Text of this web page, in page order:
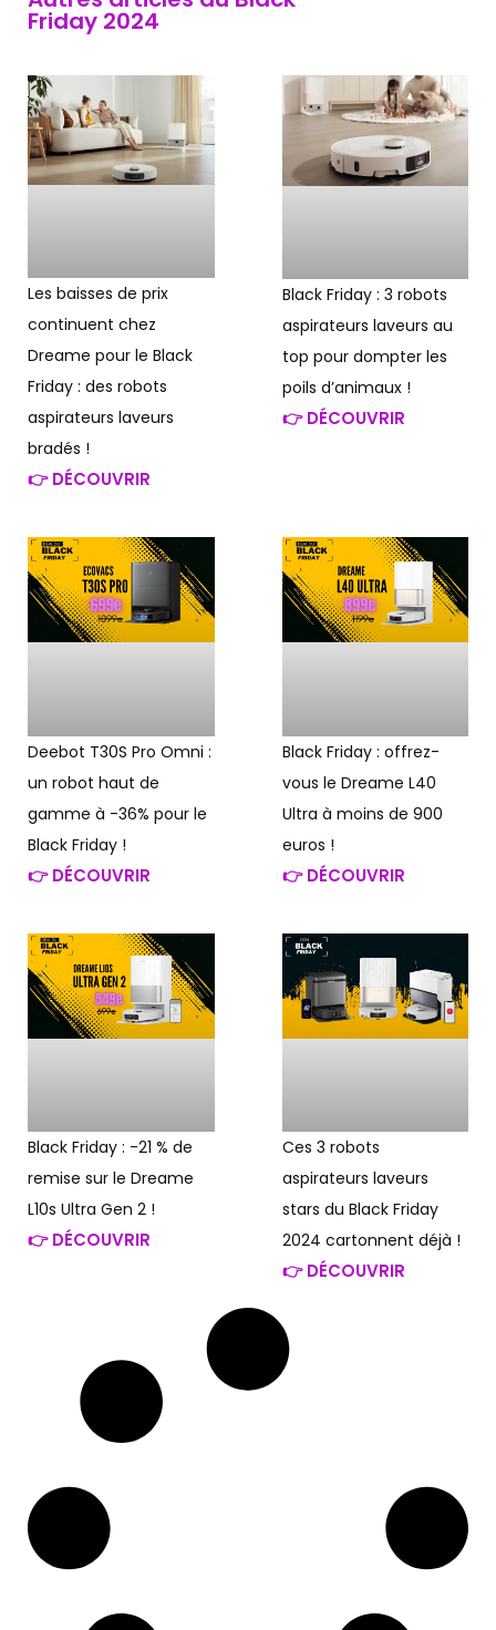
Friday 2024
Les baisses de prix
continuent chez
Dreame pour le Black
Friday : des robots
aspirateurs laveurs
bradés !
👉 DÉCOUVRIR
Black Friday : 3 robots
aspirateurs laveurs au
top pour dompter les
poils d’animaux !
👉 DÉCOUVRIR
Deebot T30S Pro Omni :
un robot haut de
gamme à -36% pour le
Black Friday !
👉 DÉCOUVRIR
Black Friday : offrez-
vous le Dreame L40
Ultra à moins de 900
euros !
👉 DÉCOUVRIR
Black Friday : -21 % de
remise sur le Dreame
L10s Ultra Gen 2 !
👉 DÉCOUVRIR
Ces 3 robots
aspirateurs laveurs
stars du Black Friday
2024 cartonnent déjà !
👉 DÉCOUVRIR